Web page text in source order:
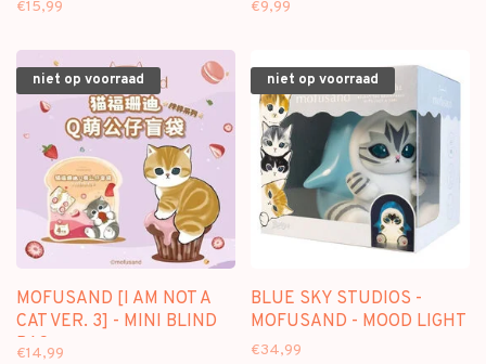
€15,99 €9,99
niet op voorraad
MOFUSAND [I AM NOT A
CAT VER. 3] - MINI BLIND
BAG
€14,99
niet op voorraad
BLUE SKY STUDIOS -
MOFUSAND - MOOD LIGHT
€34,99